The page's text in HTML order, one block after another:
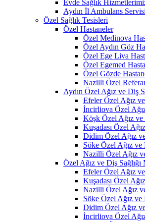
Evde Sağlık
Aydın İl Ambulans
Özel Sağlık Tesisleri
Özel Hastaneler
Özel Medinova
Özel Aydın Göz
Özel Ege Liva
Özel Egemed
Özel Gözde
Nazilli Özel
Aydın Özel Ağız ve Diş
Efeler Özel Ağız
İncirliova Özel
Köşk Özel Ağız
Kuşadası Özel
Didim Özel Ağız
Söke Özel Ağız
Nazilli Özel Ağız
Özel Ağız ve Diş Sağlığı
Efeler Özel Ağız
Kuşadası Özel
Nazilli Özel Ağız
Söke Özel Ağız ve
Didim Özel Ağız
İncirliova Özel